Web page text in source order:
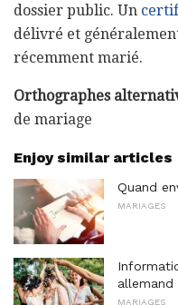
dossier public. Un
délivré et
récemment marié.
Orthographes
de mariage
Enjoy similar articles
Quand
MARIAGES
allemand
MARIAGES